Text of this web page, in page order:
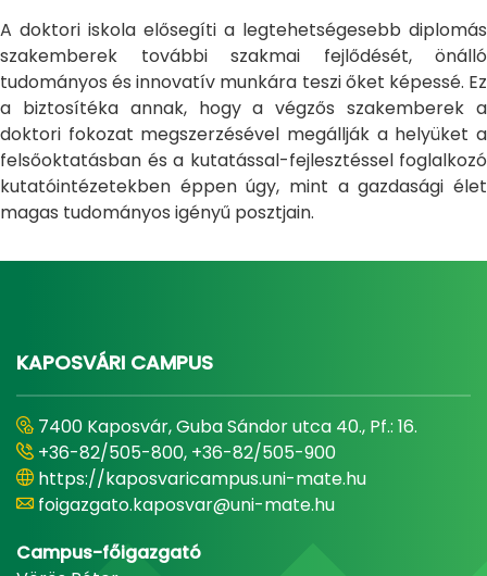
A doktori iskola elősegíti a legtehetségesebb diplomás
szakemberek további szakmai fejlődését, önálló
tudományos és innovatív munkára teszi őket képessé. Ez
a biztosítéka annak, hogy a végzős szakemberek a
doktori fokozat megszerzésével megállják a helyüket a
felsőoktatásban és a kutatással-fejlesztéssel foglalkozó
kutatóintézetekben éppen úgy, mint a gazdasági élet
magas tudományos igényű posztjain.
KAPOSVÁRI CAMPUS
7400 Kaposvár, Guba Sándor utca 40., Pf.: 16.
+36-82/505-800, +36-82/505-900
https://kaposvaricampus.uni-mate.hu
foigazgato.kaposvar@uni-mate.hu
Campus-főigazgató